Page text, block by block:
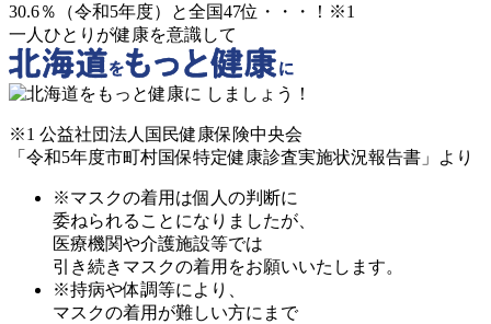
30.6％（令和5年度）と全国47位・・・！ ※1
一人ひとりが健康を意識して
しましょう！
※1 公益社団法人国民健康保険中央会
「令和5年度市町村国保特定健康診査実施状況報告書」より
※マスクの着用は個人の判断に
委ねられることになりましたが、
医療機関や介護施設等では
引き続きマスクの着用をお願いいたします。
※持病や体調等により、
マスクの着用が難しい方にまで